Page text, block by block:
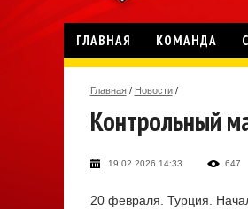
ГЛАВНАЯ КОМАНДА
Главная / Новости /
Контрольный
19.02.2026 14:33 647
20 февраля. Турция.